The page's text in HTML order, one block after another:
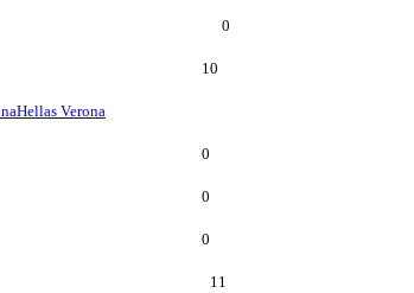
0
10
Hellas Verona
0
0
0
11